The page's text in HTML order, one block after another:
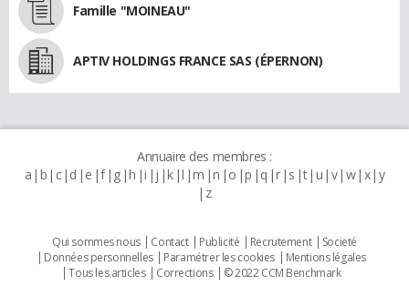
Famille "MOINEAU"
APTIV HOLDINGS FRANCE SAS (ÉPERNON)
Annuaire des membres :
a b c d e f g h i j k l m n o p q r s t u v w x y
z
Qui sommes nous Contact Publicité Recrutement
Societé
Données personnelles
Paramétrer les cookies
Mentions légales
Tous les articles
Corrections © 2022 CCM Benchmark